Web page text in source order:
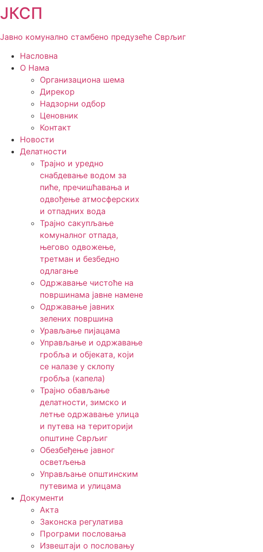
Скочите
на
садржај
ЈКСП
Јавно комунално стамбено предузеће Сврљиг
Насловна
О Нама
Организациона шема
Дирекор
Надзорни одбор
Ценовник
Контакт
Новости
Делатности
Трајно и уредно
снабдевање водом за
пиће, пречишћавања и
одвођење атмосферских
и отпадних вода
Трајно сакупљање
комуналног отпада,
његово одвожење,
третман и безбедно
одлагање
Одржавање чистоће на
површинама јавне намене
Одржавање јавних
зелених површина
Урављање пијацама
Управљање и одржавање
гробља и објеката, који
се налазе у склопу
гробља (капела)
Трајно обављање
делатности, зимско и
летње одржавање улица
и путева на територији
општине Сврљиг
Обезбеђење јавног
осветљења
Управљање општинским
путевима и улицама
Документи
Акта
Законска регулатива
Програми пословања
Извештаји о пословању